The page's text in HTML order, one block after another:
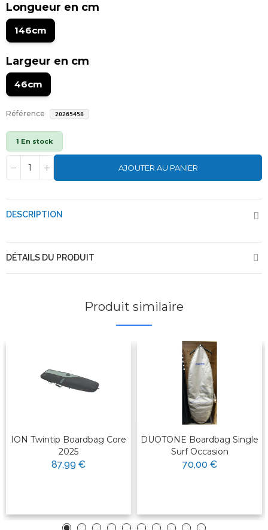
Longueur en cm
146cm
Largeur en cm
46cm
Référence 20265458
1 En stock
AJOUTER AU PANIER
DESCRIPTION
DÉTAILS DU PRODUIT
Produit similaire
ION Twintip Boardbag Core
2025
87,99 €
DUOTONE Boardbag Single
Surf Occasion
70,00 €